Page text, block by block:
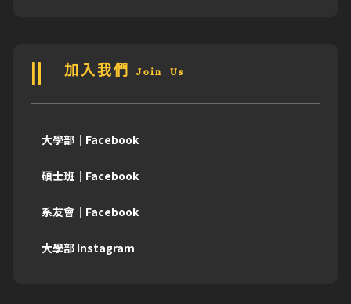
加入我們 Join Us
大學部｜Facebook
碩士班｜Facebook
系友會｜Facebook
大學部 Instagram